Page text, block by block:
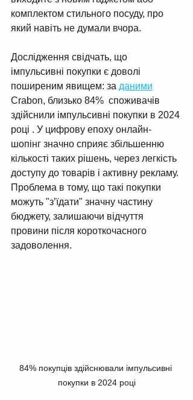
комплектом стильного посуду, про
який навіть не думали вчора.
Дослідження свідчать, що
імпульсивні покупки є доволі
поширеним явищем: за даними
Crabon, близько 84%  споживачів
здійснили імпульсивні покупки в 2024
році . У цифрову епоху онлайн-
шопінг значно сприяє збільшенню
кількості таких рішень, через легкість
доступу до товарів і активну рекламу.
Проблема в тому, що такі покупки
можуть "з’їдати" значну частину
бюджету, залишаючи відчуття
провини після короткочасного
задоволення.
84% покупців здійснювали імпульсивні
покупки в 2024 році